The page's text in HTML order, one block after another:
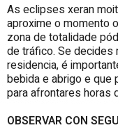
As eclipses xeran
aproxime o momento
zona de totalidade
de tráfico. Se
residencia, é
bebida e abrigo e
para afrontares horas
OBSERVAR CON